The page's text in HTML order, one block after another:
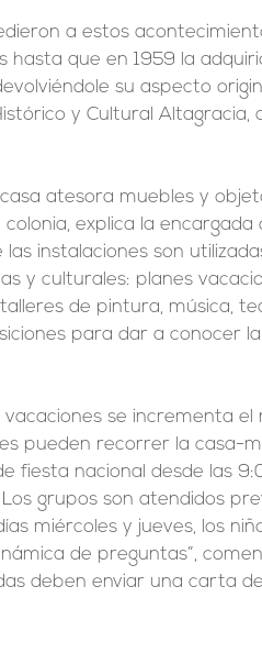
a estos
hasta que en 1959 la
su aspecto
y Cultural
atesora muebles y
explica la
las instalaciones son
y culturales: planes
de pintura, música,
para dar a conocer
vacaciones se incrementa
pueden recorrer la casa-
fiesta nacional desde las
grupos son atendidos
miércoles y jueves, los
de preguntas”,
deben enviar una carta